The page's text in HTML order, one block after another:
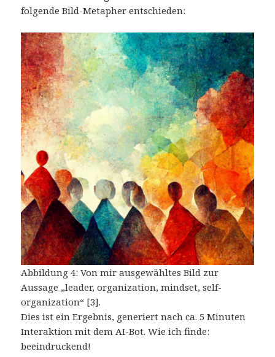
folgende Bild-Metapher entschieden:
Abbildung 4: Von mir ausgewähltes Bild zur
Aussage „leader, organization, mindset, self-
organization“ [3].
Dies ist ein Ergebnis, generiert nach ca. 5 Minuten
Interaktion mit dem AI-Bot. Wie ich finde:
beeindruckend!